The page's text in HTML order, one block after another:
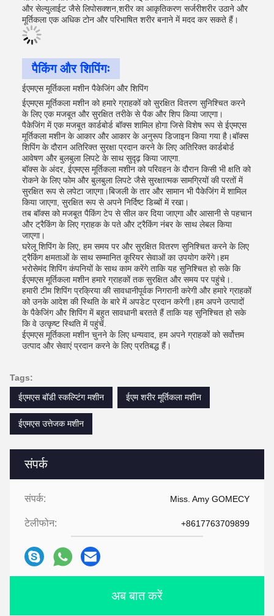
संपर्क
संपर्क: Miss. Amy GOMECY
टेलीफोन: +8617763709899
अब बात करें
और सेल्युलाईट जैसे लिपोसक्शन,शरीर का आकृतिकरण सर्जरीशरीर उठाने और
मूर्तिकला एक अधिक टोन और परिभाषित शरीर बनाने में मदद कर सकते हैं।
पैकिंग और शिपिंगः
ईएमएस मूर्तिकला मशीन पैकेजिंग और शिपिंग
ईएमएस मूर्तिकला मशीन को हमारे ग्राहकों को सुरक्षित वितरण सुनिश्चित करने
के लिए एक मजबूत और सुरक्षित तरीके से पैक और शिप किया जाएगा।
पैकेजिंग में एक मजबूत कार्डबोर्ड बॉक्स शामिल होगा जिसे विशेष रूप से ईएमएस
मूर्तिकला मशीन के आकार और आकार के अनुरूप डिजाइन किया गया है।बॉक्स
शिपिंग के दौरान अतिरिक्त सुरक्षा प्रदान करने के लिए अतिरिक्त कार्डबोर्ड
आवेषण और बुलबुला लिपटे के साथ सुदृढ़ किया जाएगा.
बॉक्स के अंदर, ईएमएस मूर्तिकला मशीन को परिवहन के दौरान किसी भी क्षति को
रोकने के लिए फोम और बुलबुला लिपटे जैसे सुरक्षात्मक सामग्रियों की परतों में
सुरक्षित रूप से लपेटा जाएगा।बिजली के तार और सामान भी पैकेजिंग में शामिल
किया जाएगा, सुरक्षित रूप से अपने निर्दिष्ट डिब्बों में रखा।
तब बॉक्स को मजबूत पैकिंग टेप से सील कर दिया जाएगा और आसानी से पहचान
और ट्रैकिंग के लिए ग्राहक के पते और ट्रैकिंग नंबर के साथ लेबल किया
जाएगा।
घरेलू शिपिंग के लिए, हम समय पर और सुरक्षित वितरण सुनिश्चित करने के लिए
ट्रैकिंग क्षमताओं के साथ सम्मानित कूरियर सेवाओं का उपयोग करेंगे।हम
भरोसेमंद शिपिंग कंपनियों के साथ काम करेंगे ताकि यह सुनिश्चित हो सके कि
ईएमएस मूर्तिकला मशीन हमारे ग्राहकों तक सुरक्षित और समय पर पहुंचे।.
हमारी टीम शिपिंग प्रक्रिया की सावधानीपूर्वक निगरानी करेगी और हमारे ग्राहकों
को उनके आदेश की स्थिति के बारे में अपडेट प्रदान करेगी।हम अपने उत्पादों
के पैकेजिंग और शिपिंग में बहुत सावधानी बरतते हैं ताकि यह सुनिश्चित हो सके
कि वे उत्कृष्ट स्थिति में पहुंचें.
ईएमएस मूर्तिकला मशीन चुनने के लिए धन्यवाद, हम अपने ग्राहकों को सर्वोत्तम
उत्पाद और सेवाएं प्रदान करने के लिए प्रतिबद्ध हैं।
Tags:
ईएमएस बॉडी स्कल्प्टिंग मशीन
ईएम शरीर मूर्तिकला मशीन
ईएमएस उत्तेजक मशीन